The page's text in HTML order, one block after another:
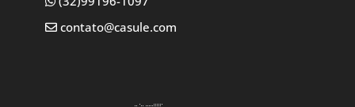
contato@casule.com